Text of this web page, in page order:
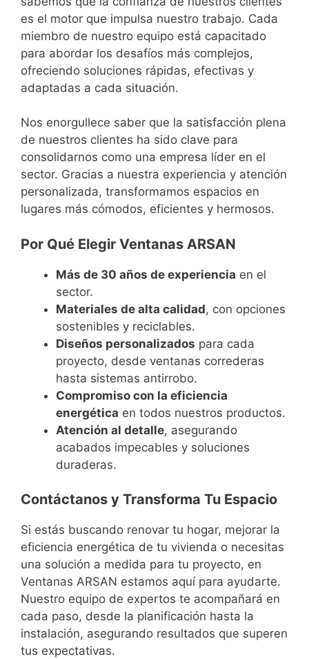
es el motor que impulsa nuestro trabajo. Cada
miembro de nuestro equipo está capacitado
para abordar los desafíos más complejos,
ofreciendo soluciones rápidas, efectivas y
adaptadas a cada situación.
Nos enorgullece saber que la satisfacción plena
de nuestros clientes ha sido clave para
consolidarnos como una empresa líder en el
sector. Gracias a nuestra experiencia y atención
personalizada, transformamos espacios en
lugares más cómodos, eficientes y hermosos.
Por Qué Elegir Ventanas ARSAN
Más de 30 años de experiencia en el
sector.
Materiales de alta calidad, con opciones
sostenibles y reciclables.
Diseños personalizados para cada
proyecto, desde ventanas correderas
hasta sistemas antirrobo.
Compromiso con la eficiencia
energética en todos nuestros productos.
Atención al detalle, asegurando
acabados impecables y soluciones
duraderas.
Contáctanos y Transforma Tu Espacio
Si estás buscando renovar tu hogar, mejorar la
eficiencia energética de tu vivienda o necesitas
una solución a medida para tu proyecto, en
Ventanas ARSAN estamos aquí para ayudarte.
Nuestro equipo de expertos te acompañará en
cada paso, desde la planificación hasta la
instalación, asegurando resultados que superen
tus expectativas.